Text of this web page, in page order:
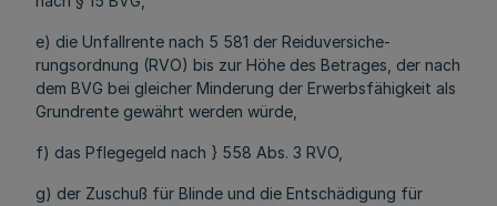
e) die Unfallrente nach 5 581 der Reiduversiche-
rungsordnung (RVO) bis zur Höhe des Betrages, der nach
dem BVG bei gleicher Minderung der Erwerbsfähigkeit als
Grundrente gewährt werden würde,
f) das Pflegegeld nach } 558 Abs. 3 RVO,
g) der Zuschuß für Blinde und die Entschädigung für